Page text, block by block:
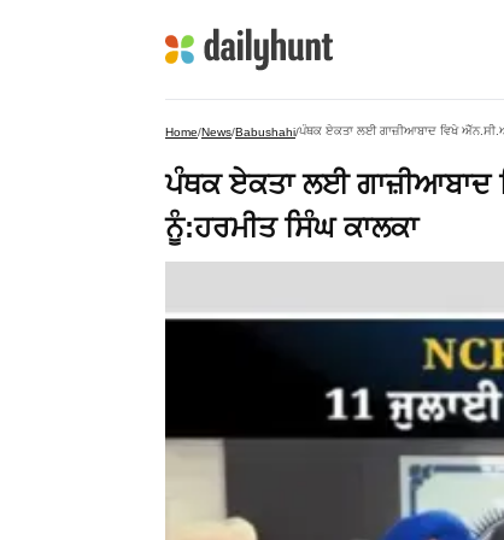
Home/News/Babushahi/ਪੰਥਕ ਏਕਤਾ ਲਈ ਗਾਜ਼ੀਆਬਾਦ ਵਿਖੇ
ਪੰਥਕ ਏਕਤਾ ਲਈ
ਨੂੰ:ਹਰਮੀਤ ਸਿੰਘ ਕਾਲਕਾ